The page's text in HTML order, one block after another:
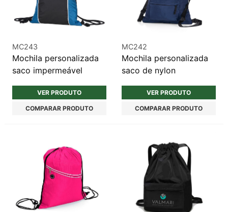
MC243
Mochila personalizada
saco impermeável
VER PRODUTO
COMPARAR PRODUTO
MC242
Mochila personalizada
saco de nylon
VER PRODUTO
COMPARAR PRODUTO